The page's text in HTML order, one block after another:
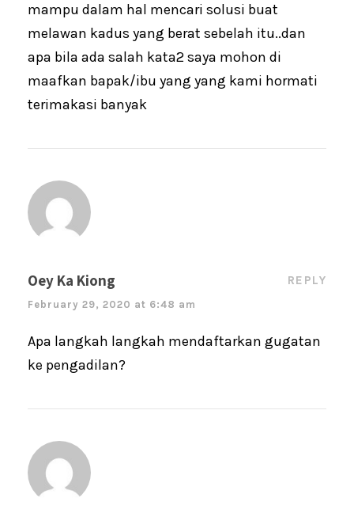
mampu dalam hal mencari solusi buat
melawan kadus yang berat sebelah itu..dan
apa bila ada salah kata2 saya mohon di
maafkan bapak/ibu yang yang kami hormati
terimakasi banyak
Oey Ka Kiong
February 29, 2020 at 6:48 am
REPLY
Apa langkah langkah mendaftarkan gugatan
ke pengadilan?